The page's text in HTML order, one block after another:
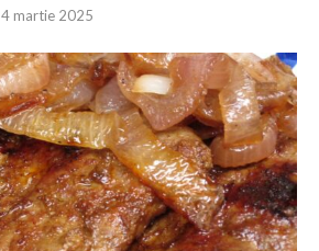
4 martie 2025